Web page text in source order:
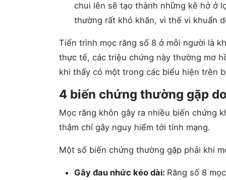
chui lên sẽ tạo thành những kẽ hở ở
thường rất khó khăn, vì thế vi khuẩn
Tiến trình mọc răng số 8 ở mỗi người là
thực tế, các triệu chứng này thường mơ
khi thấy có một trong các biểu hiện trên
4 biến chứng thường gặp
Mọc răng khôn gây ra nhiều biến chứng
thậm chí gây nguy hiểm tới tính mạng.
Một số biến chứng thường gặp phải khi
Gây đau nhức kéo dài: Răng số 8